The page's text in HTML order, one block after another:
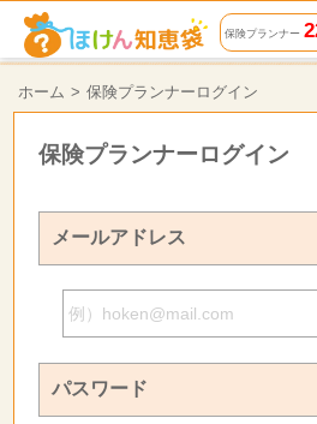
保険プランナー
ホーム 保険プランナーログイン
保険プランナーログイン
メールアドレス
パスワード